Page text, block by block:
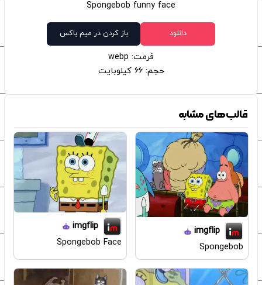
Spongebob funny face
دانلود باز کردن در میم باکس
فرمت: webp
حجم: 66 کیلوبایت
قالب‌های مشابه
imgflip
Spongebob
imgflip
Spongebob Face